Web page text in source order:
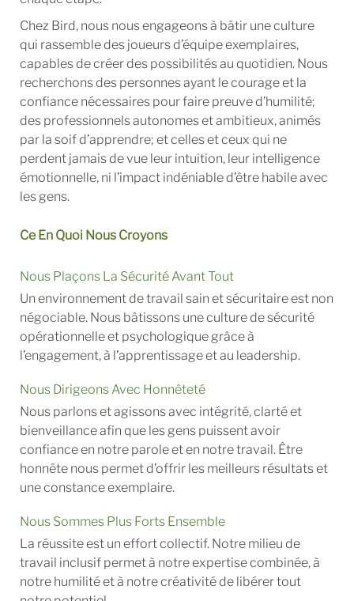
Chez Bird, nous nous engageons à bâtir une culture
qui rassemble des joueurs d’équipe exemplaires,
capables de créer des possibilités au quotidien. Nous
recherchons des personnes ayant le courage et la
confiance nécessaires pour faire preuve d’humilité;
des professionnels autonomes et ambitieux, animés
par la soif d’apprendre; et celles et ceux qui ne
perdent jamais de vue leur intuition, leur intelligence
émotionnelle, ni l’impact indéniable d’être habile avec
les gens.
Ce En Quoi Nous Croyons
Nous Plaçons La Sécurité Avant Tout
Un environnement de travail sain et sécuritaire est non
négociable. Nous bâtissons une culture de sécurité
opérationnelle et psychologique grâce à
l’engagement, à l’apprentissage et au leadership.
Nous Dirigeons Avec Honnêteté
Nous parlons et agissons avec intégrité, clarté et
bienveillance afin que les gens puissent avoir
confiance en notre parole et en notre travail. Être
honnête nous permet d’offrir les meilleurs résultats et
une constance exemplaire.
Nous Sommes Plus Forts Ensemble
La réussite est un effort collectif. Notre milieu de
travail inclusif permet à notre expertise combinée, à
notre humilité et à notre créativité de libérer tout